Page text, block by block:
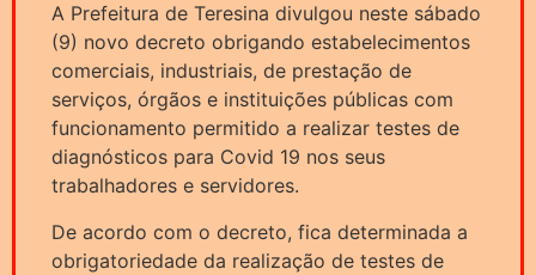
A Prefeitura de Teresina divulgou neste sábado
(9) novo decreto obrigando estabelecimentos
comerciais, industriais, de prestação de
serviços, órgãos e instituições públicas com
funcionamento permitido a realizar testes de
diagnósticos para Covid 19 nos seus
trabalhadores e servidores.
De acordo com o decreto, fica determinada a
obrigatoriedade da realização de testes de